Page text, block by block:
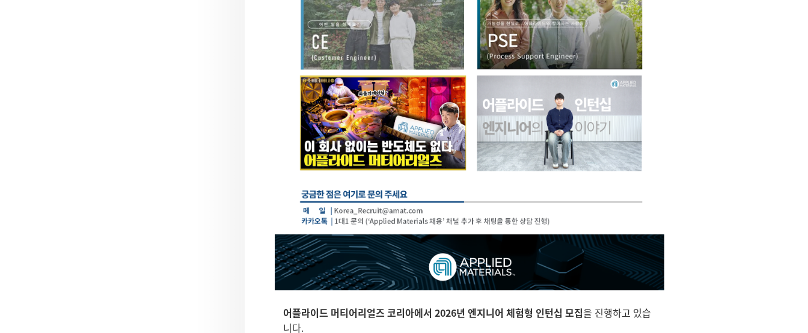
어플라이드 머티어리얼즈 코리아에서 2026년 엔지니어 체험형 인턴십 모집을 진행하고 있습
니다.